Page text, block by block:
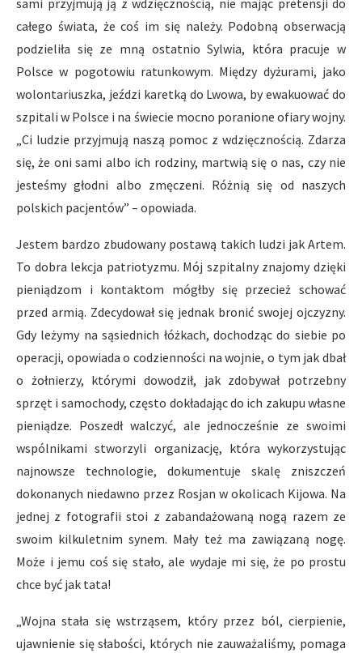
sami przyjmują ją z wdzięcznością, nie mając pretensji do
całego świata, że coś im się należy. Podobną obserwacją
podzieliła się ze mną ostatnio Sylwia, która pracuje w
Polsce w pogotowiu ratunkowym. Między dyżurami, jako
wolontariuszka, jeździ karetką do Lwowa, by ewakuować do
szpitali w Polsce i na świecie mocno poranione ofiary wojny.
„Ci ludzie przyjmują naszą pomoc z wdzięcznością. Zdarza
się, że oni sami albo ich rodziny, martwią się o nas, czy nie
jesteśmy głodni albo zmęczeni. Różnią się od naszych
polskich pacjentów” – opowiada.
Jestem bardzo zbudowany postawą takich ludzi jak Artem.
To dobra lekcja patriotyzmu. Mój szpitalny znajomy dzięki
pieniądzom i kontaktom mógłby się przecież schować
przed armią. Zdecydował się jednak bronić swojej ojczyzny.
Gdy leżymy na sąsiednich łóżkach, dochodząc do siebie po
operacji, opowiada o codzienności na wojnie, o tym jak dbał
o żołnierzy, którymi dowodził, jak zdobywał potrzebny
sprzęt i samochody, często dokładając do ich zakupu własne
pieniądze. Poszedł walczyć, ale jednocześnie ze swoimi
wspólnikami stworzyli organizację, która wykorzystując
najnowsze technologie, dokumentuje skalę zniszczeń
dokonanych niedawno przez Rosjan w okolicach Kijowa. Na
jednej z fotografii stoi z zabandażowaną nogą razem ze
swoim kilkuletnim synem. Mały też ma zawiązaną nogę.
Może i jemu coś się stało, ale wydaje mi się, że po prostu
chce być jak tata!
„Wojna stała się wstrząsem, który przez ból, cierpienie,
ujawnienie się słabości, których nie zauważaliśmy, pomaga